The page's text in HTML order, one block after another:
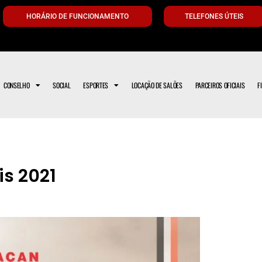
HORÁRIO DE FUNCIONAMENTO TELEFONES ÚTEIS
CONSELHO SOCIAL ESPORTES LOCAÇÃO DE SALÕES PARCEIROS OFICIAIS
2021